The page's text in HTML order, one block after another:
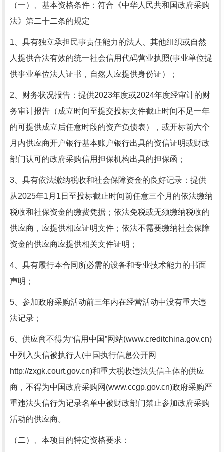
（一）、基本资格条件：符合《中华人民共和国政府采购
法》第二十二条的规定
1、 具有独立承担民事责任能力的法人、其他组织或自然
人提供合法有效的统一社会信用代码营业执照(事业单位提
供事业单位法人证书，自然人应提供身份证）；
2、财务状况报告：提供2023年度或2024年度经审计的财
务审计报告（成立时间至提交投标文件截止时间不足一年
的可提供成立后任意时段的资产负债表），或开标前六个
月内供应商开户银行基本账户银行出具的资信证明或财政
部门认可的政府采购信用担保机构出具的担保函；
3、具有依法缴纳税收和社会保障资金的良好记录： 提供
从2025年1月1日至投标截止时间前任意三个月的依法缴纳
税收和社保资金的缴费凭据；依法免税或无须缴纳税收的
供应商，应提供相应证明文件；依法不需要缴纳社会保障
资金的供应商应提供相关文件证明；
4、具有履行本合同所必需的设备和专业技术能力的书面
声明；
5、参加政府采购活动前三年内在经营活动中没有重大违
法记录；
6、 供应商不得为“信用中国”网站(www.creditchina.gov.cn)
中列入失信被执行人(中国执行信息公开网
http://zxgk.court.gov.cn)和重大税收违法失信主体的供应
商，不得为中国政府采购网(www.ccgp.gov.cn)政府采购严
重违法失信行为记录名单中被财政部门禁止参加政府采购
活动的供应商。
（二）、本项目的特定资格要求：